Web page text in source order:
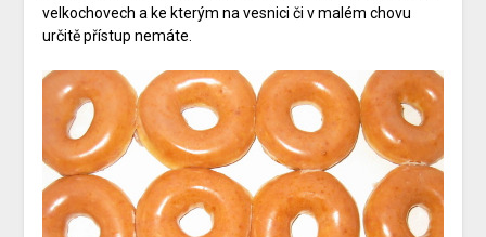
velkochovech a ke kterým na vesnici či v malém chovu
určitě přístup nemáte.